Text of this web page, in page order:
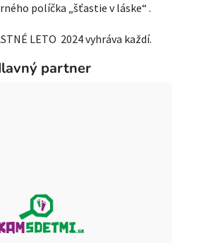
políčka „šťastie v láske“ .
LETO 2024 vyhráva každí.
partner